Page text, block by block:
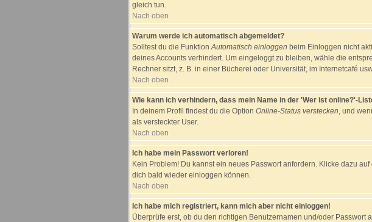
gleich tun.
Nach oben
Warum werde ich automatisch abgemeldet?
Solltest du die FunktionAutomatisch einloggen beim Einloggen nicht
deines Accounts verhindert. Um eingeloggt zu bleiben, wähle die
Rechner sitzt, z. B. in einer Bücherei oder Universität, im Internetcafé
Nach oben
Wie kann ich verhindern, dass mein Name in der 'Wer ist online?'-
In deinem Profil findest du die Option Online-Status verstecken, und
als versteckter User.
Nach oben
Ich habe mein Passwort verloren!
Kein Problem! Du kannst ein neues Passwort anfordern. Klicke dazu
dich bald wieder einloggen können.
Nach oben
Ich habe mich registriert, kann mich aber nicht einloggen!
Überprüfe erst, ob du den richtigen Benutzernamen und/oder